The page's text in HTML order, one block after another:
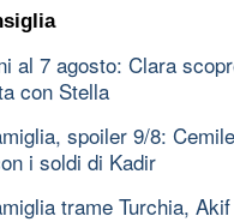
al 7 agosto: Clara
con Stella
spoiler 9/8:
i soldi di Kadir
trame Turchia,